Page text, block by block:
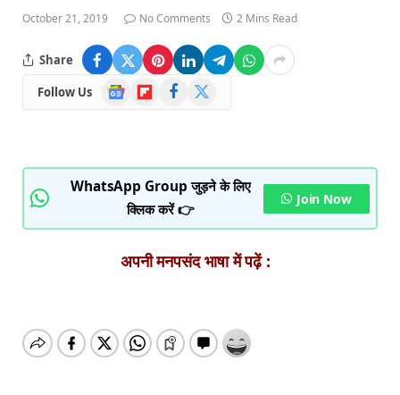
October 21, 2019 No Comments 2 Mins Read
Share
Follow Us
Google
News
FlipboardFacebook
WhatsApp Group जुड़ने के लिए
क्लिक करें 👉
Join Now
अपनी मनपसंद भाषा में पढ़ें :